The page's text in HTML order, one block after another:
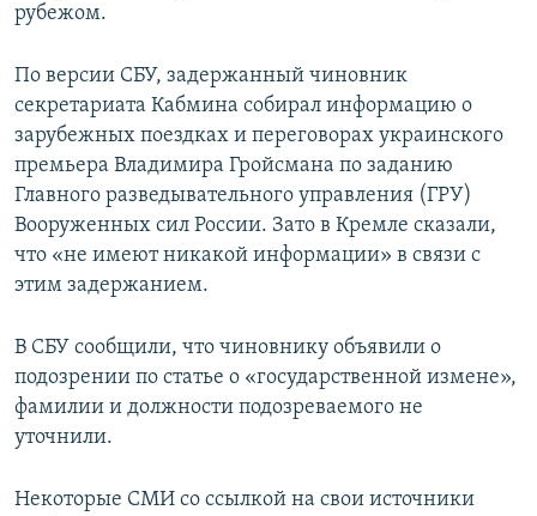
рубежом.
По версии СБУ, задержанный чиновник
секретариата Кабмина собирал информацию о
зарубежных поездках и переговорах украинского
премьера Владимира Гройсмана по заданию
Главного разведывательного управления (ГРУ)
Вооруженных сил России. Зато в Кремле сказали,
что «не имеют никакой информации» в связи с
этим задержанием.
В СБУ сообщили, что чиновнику объявили о
подозрении по статье о «государственной измене»,
фамилии и должности подозреваемого не
уточнили.
Некоторые СМИ со ссылкой на свои источники